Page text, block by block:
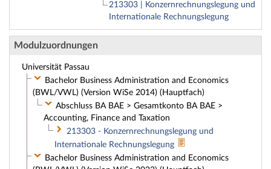
213303 | Konzernrechnungslegung und
Internationale Rechnungslegung
Modulzuordnungen
Universität Passau
Bachelor Business Administration and Economics
(BWL/VWL) (Version WiSe 2014) (Hauptfach)
Abschluss BA BAE > Gesamtkonto BA BAE >
Accounting, Finance and Taxation
213303 - Konzernrechnungslegung und
Internationale Rechnungslegung
Bachelor Business Administration and Economics